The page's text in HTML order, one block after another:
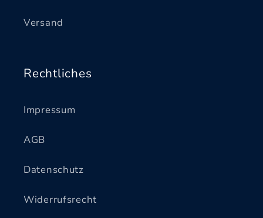
Versand
Rechtliches
Impressum
AGB
Datenschutz
Widerrufsrecht